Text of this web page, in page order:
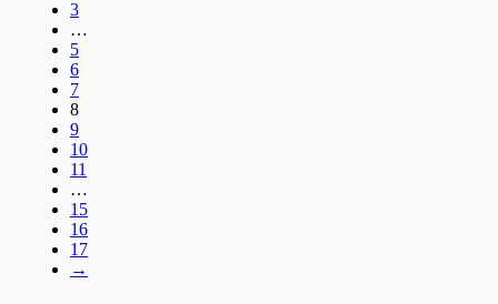
3
…
5
6
7
8
9
10
11
…
15
16
17
→